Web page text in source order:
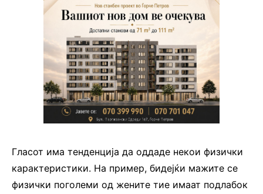
Гласот има тенденција да оддаде некои физички
карактеристики. На пример, бидејќи мажите се
физички поголеми од жените тие имаат подлабок